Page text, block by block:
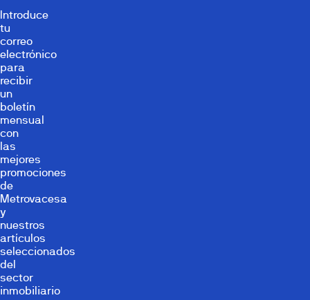
Introduce
tu
correo
electrónico
para
recibir
un
boletín
mensual
con
las
mejores
promociones
de
Metrovacesa
y
nuestros
artículos
seleccionados
del
sector
inmobiliario